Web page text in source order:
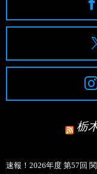
栃
速報！2026年度 第57回